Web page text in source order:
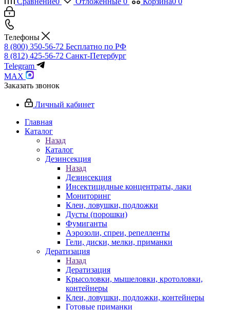
Телефоны
8 (800) 350-56-72 Бесплатно по РФ
8 (812) 425-56-72 Санкт-Петербург
Telegram
MAX
Заказать звонок
Личный кабинет
Главная
Каталог
Назад
Каталог
Дезинсекция
Назад
Дезинсекция
Инсектицидные концентраты, лаки
Мониторинг
Клеи, ловушки, подложки
Дусты (порошки)
Фумиганты
Аэрозоли, спреи, репелленты
Гели, диски, мелки, приманки
Дератизация
Назад
Дератизация
Крысоловки, мышеловки, кротоловки,
контейнеры
Клеи, ловушки, подложки, контейнеры
Готовые приманки